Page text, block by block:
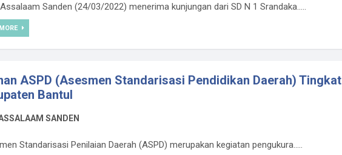
Sanden (24/03/2022) menerima kunjungan dari SD N 1 Srandaka.....
ASPD (Asesmen Standarisasi Pendidikan Daerah) Tingkat
Bantul
SANDEN
Standarisasi Penilaian Daerah (ASPD) merupakan kegiatan pengukura.....